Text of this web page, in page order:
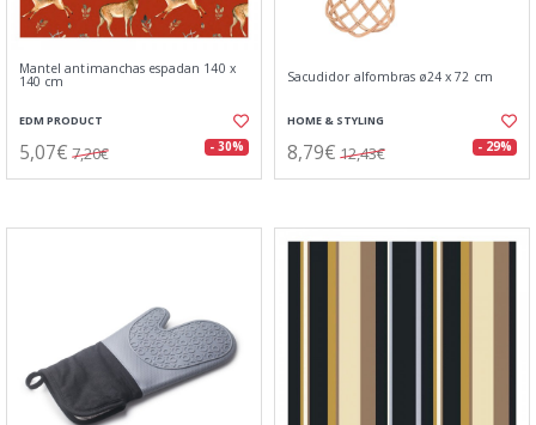
Mantel antimanchas espadan 140 x
140 cm
EDM PRODUCT
5,07€ 7,20€ - 30%
Sacudidor alfombras ø24 x 72 cm
HOME & STYLING
8,79€ 12,43€ - 29%